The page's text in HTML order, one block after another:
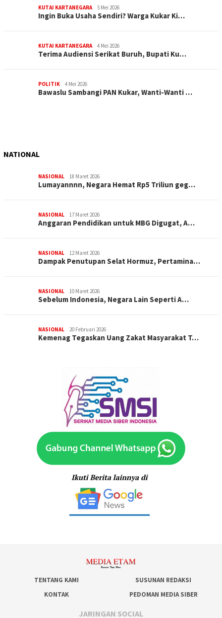
KUTAI KARTANEGARA 5 Mei 2026
Ingin Buka Usaha Sendiri? Warga Kukar Ki…
KUTAI KARTANEGARA 4 Mei 2026
Terima Audiensi Serikat Buruh, Bupati Ku…
POLITIK 4 Mei 2026
Bawaslu Sambangi PAN Kukar, Wanti-Wanti …
NATIONAL
NASIONAL 18 Maret 2026
Lumayannnn, Negara Hemat Rp5 Triliun geg…
NASIONAL 17 Maret 2026
Anggaran Pendidikan untuk MBG Digugat, A…
NASIONAL 12 Maret 2026
Dampak Penutupan Selat Hormuz, Pertamina…
NASIONAL 10 Maret 2026
Sebelum Indonesia, Negara Lain Seperti A…
NASIONAL 20 Februari 2026
Kemenag Tegaskan Uang Zakat Masyarakat T…
TENTANG KAMI
SUSUNAN REDAKSI
KONTAK
PEDOMAN MEDIA SIBER
JARINGAN SOCIAL